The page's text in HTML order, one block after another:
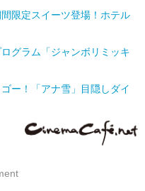
限定スイーツ登場！ホテル
グラム「ジャンボリミッキ
ー！「アナ雪」目隠しダイ